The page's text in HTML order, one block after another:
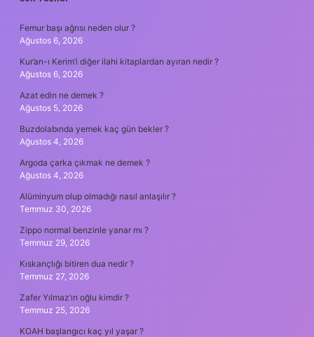
SIDEBAR
Femur başı ağrısı neden olur ?
Ağustos 6, 2026
Kur’an-ı Kerim’i diğer ilahi kitaplardan ayıran nedir ?
Ağustos 6, 2026
Azat edin ne demek ?
Ağustos 5, 2026
Buzdolabında yemek kaç gün bekler ?
Ağustos 4, 2026
Argoda çarka çıkmak ne demek ?
Ağustos 4, 2026
Alüminyum olup olmadığı nasıl anlaşılır ?
Temmuz 30, 2026
Zippo normal benzinle yanar mı ?
Temmuz 29, 2026
Kıskançlığı bitiren dua nedir ?
Temmuz 27, 2026
Zafer Yılmaz’ın oğlu kimdir ?
Temmuz 25, 2026
KOAH başlangıcı kaç yıl yaşar ?